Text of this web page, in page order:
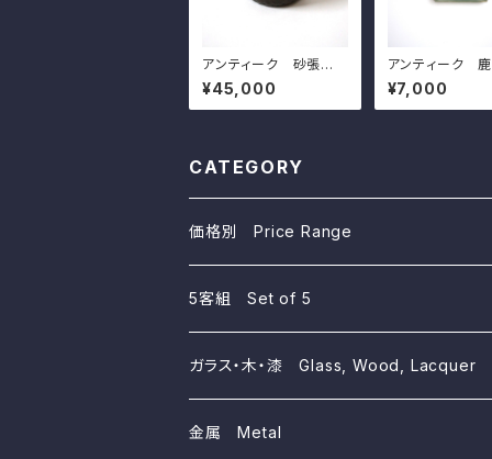
アンティーク 砂張製
の小さな菓子入 d8.7c
m Antique Japane
se Copper Covered
¥45,000
アンティーク
の青磁角豆皿（そ
d7.4cm
panese
¥7,000
CATEGORY
価格別 Price Range
~10,000yen
~5,000yen
~3,000yen
5客組 Set of 5
ガラス・木・漆 Glass, Wood, Lacquer
金属 Metal